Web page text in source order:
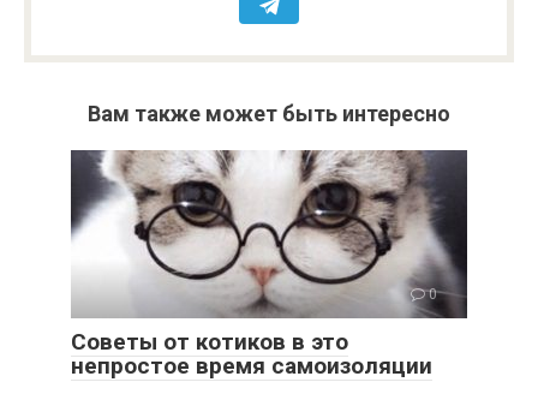
Вам также может быть интересно
0
Советы от котиков в это
непростое время самоизоляции